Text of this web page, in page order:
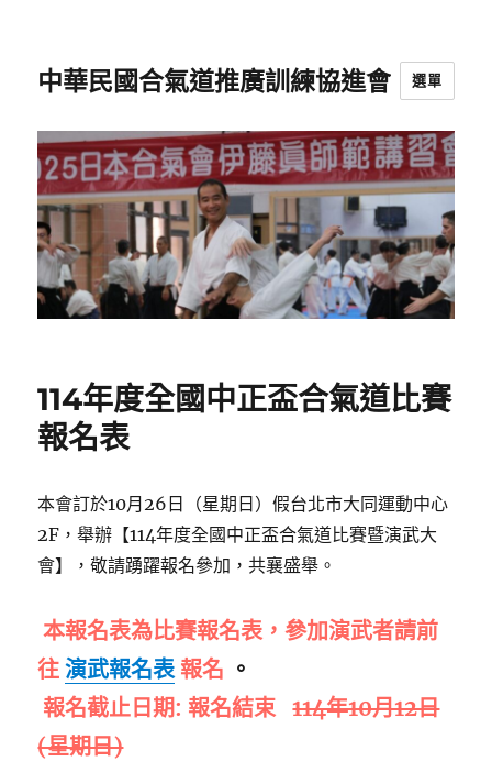
中華民國合氣道推廣訓練協進會 選單
114年度全國中正盃合氣道比賽
報名表
本會訂於10月26日（星期日）假台北市大同運動中心
2F，舉辦【114年度全國中正盃合氣道比賽暨演武大
會】，敬請踴躍報名參加，共襄盛舉。
本報名表為比賽報名表，參加演武者請前
往 演武報名表 報名 。
報名截止日期: 報名結束
114年10月12日
(星期日)